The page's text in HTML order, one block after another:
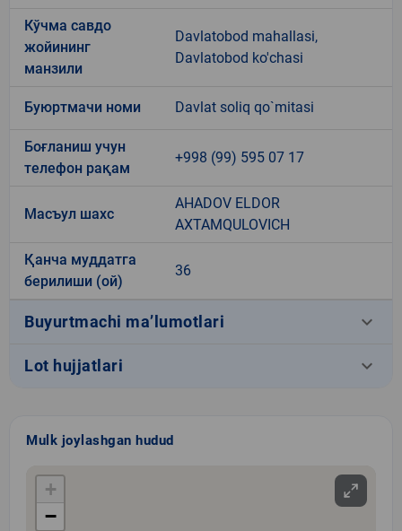
Кўчма савдо
жойининг
манзили
Davlatobod mahallasi,
Davlatobod ko'chasi
Буюртмачи номи Davlat soliq qo`mitasi
Боғланиш учун
телефон рақам
+998 (99) 595 07 17
Масъул шахс
AHADOV ELDOR
AXTAMQULOVICH
Қанча муддатга
берилиши (ой)
36
Buyurtmachi ma’lumotlari keyboard_arrow_down
Lot hujjatlari keyboard_arrow_down
Mulk joylashgan hudud
+
−